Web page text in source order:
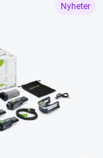
Nyheter